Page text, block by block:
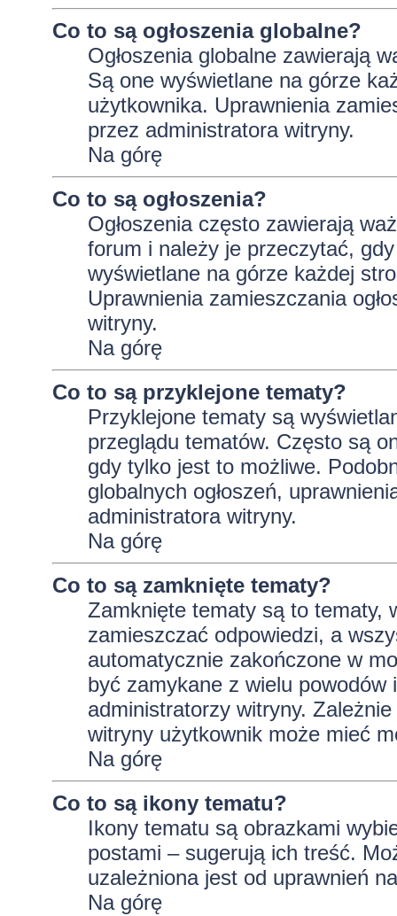
Co to są ogłoszenia globalne?
Ogłoszenia globalne zawierają
Są one wyświetlane na górze
użytkownika. Uprawnienia
przez administratora witryny.
Na górę
Co to są ogłoszenia?
Ogłoszenia często zawierają
forum i należy je przeczytać,
wyświetlane na górze każdej
Uprawnienia zamieszczania
witryny.
Na górę
Co to są przyklejone tematy?
Przyklejone tematy są
przeglądu tematów. Często są
gdy tylko jest to możliwe.
globalnych ogłoszeń,
administratora witryny.
Na górę
Co to są zamknięte tematy?
Zamknięte tematy są to tematy,
zamieszczać odpowiedzi, a
automatycznie zakończone w
być zamykane z wielu
administratorzy witryny.
witryny użytkownik może mieć
Na górę
Co to są ikony tematu?
Ikony tematu są obrazkami
postami – sugerują ich treść.
uzależniona jest od uprawnień
Na górę